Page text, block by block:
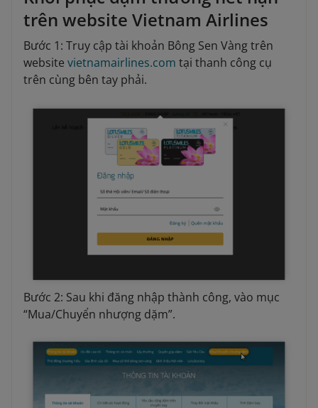
trên website Vietnam Airlines
Bước 1: Truy cập tài khoản Bông Sen Vàng trên
website vietnamairlines.com tại thanh công cụ
trên cùng bên tay phải.
Bước 2: Sau khi đăng nhập thành công, vào mục
“Mua/Chuyển nhượng dặm”.